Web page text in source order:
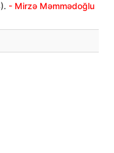
- Mirzə Məmmədoğlu